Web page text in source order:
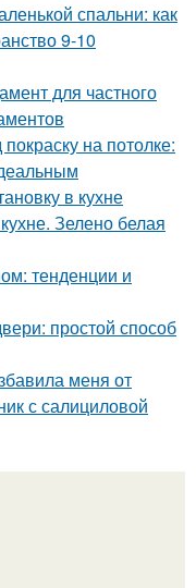
спальни: как
9-10
для частного
на потолке:
в кухне
Зелено белая
тенденции и
простой способ
меня от
с салициловой